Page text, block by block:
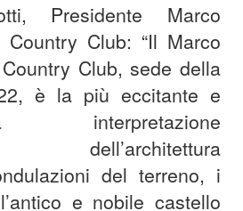
Presidente Marco
Club: “Il Marco
Club, sede della
è la più eccitante e
interpretazione
dell’architettura
del terreno, i
e nobile castello